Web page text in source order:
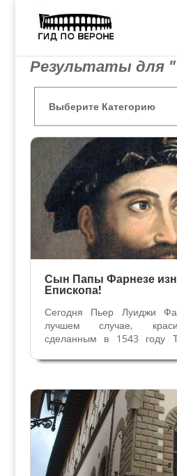
Результаты для "
Династии
Папская область
Сын Папы Фарнезе
Епископа!
Сегодня Пьер Луиджи
лучшем случае,
сделанным в 1543 году
времени он “славился” в
незаконный сын
Династии
Папская область